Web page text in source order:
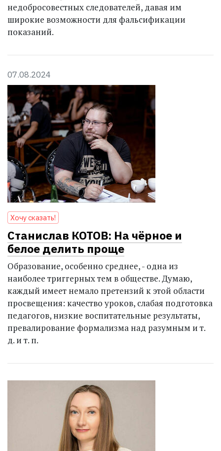
недобросовестных следователей, давая им
широкие возможности для фальсификации
показаний.
07.08.2024
Хочу сказать!
Станислав КОТОВ: На чёрное и
белое делить проще
Образование, особенно среднее, - одна из
наиболее триггерных тем в обществе. Думаю,
каждый имеет немало претензий к этой области
просвещения: качество уроков, слабая подготовка
педагогов, низкие воспитательные результаты,
превалирование формализма над разумным и т.
д. и т. п.